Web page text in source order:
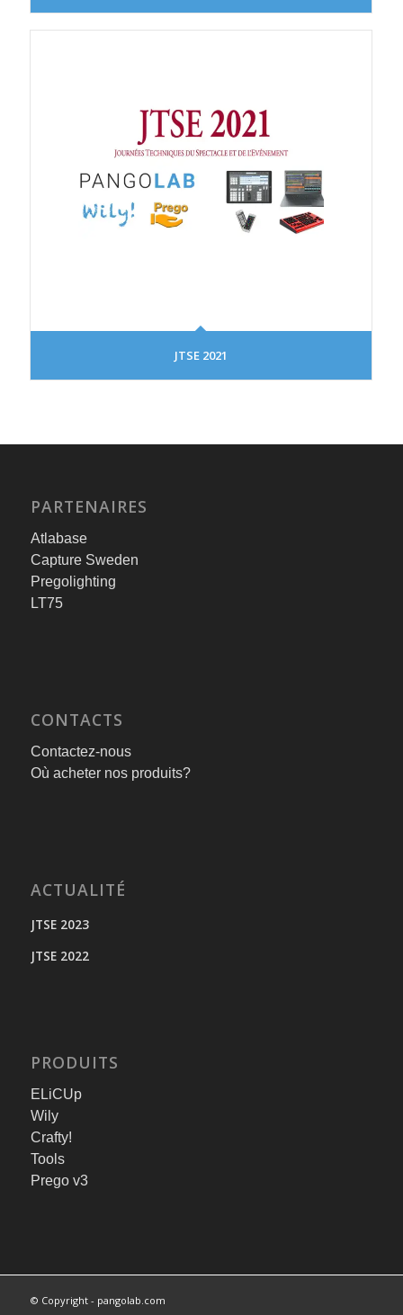
JTSE 2021
PARTENAIRES
Atlabase
Capture Sweden
Pregolighting
LT75
CONTACTS
Contactez-nous
Où acheter nos produits?
ACTUALITÉ
JTSE 2023
JTSE 2022
PRODUITS
ELiCUp
Wily
Crafty!
Tools
Prego v3
© Copyright - pangolab.com